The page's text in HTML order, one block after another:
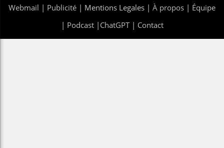
Webmail | Publicité | Mentions Legales | À propos | Équipe
| Podcast| ChatGPT| Contact